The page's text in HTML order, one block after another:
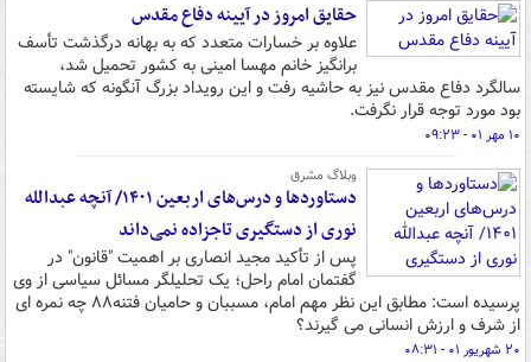
حقایق امروز در آیینه دفاع مقدس
علاوه بر خسارات متعدد که به بهانه درگذشت تأسف
برانگیز خانم مهسا امینی به کشور تحمیل شد،
سالگرد دفاع مقدس نیز به حاشیه رفت و این رویداد بزرگ آنگونه که شایسته
بود مورد توجه قرار نگرفت.
۱۰ مهر ۰۱ - ۰۹:۲۳
وبلاگ مشرق
دستاوردها و درس‌های اربعین ۱۴۰۱/ آنچه عبدالله
نوری از دستگیری تاجزاده نمی‌داند
پس از تأکید مجید انصاری بر اهمیت "قانون" در
گفتمان امام راحل؛ یک تحلیلگر مسائل سیاسی از وی
پرسیده است: مطابق این نظر مهم امام، مسببان و حامیان فتنه۸۸ چه نمره ای
از شرف و ارزش انسانی می گیرند؟
۲۰ شهریور ۰۱ - ۰۸:۳۱